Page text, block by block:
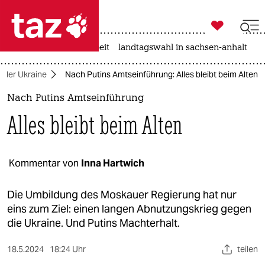
 taz zahl ich
taz zahl ich
politik
öko
gesellschaft
kultur

taz zahl ich
arbeit landtagswahl in sachsen-anhalt
der Ukraine Nach Putins Amtseinführung: Alles bleibt beim Alten
Nach Putins Amtseinführung
Alles bleibt beim Alten
Kommentar von Inna Hartwich
Die Umbildung des Moskauer Regierung hat nur
eins zum Ziel: einen langen Abnutzungskrieg gegen
die Ukraine. Und Putins Machterhalt.
18.5.2024 18:24 Uhr teilen